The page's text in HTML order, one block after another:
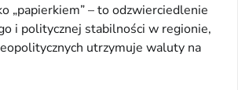
„papierkiem” – to odzwierciedlenie
i politycznej stabilności w regionie,
utrzymuje waluty na